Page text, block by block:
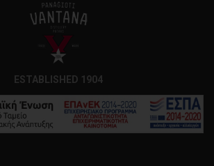
ESTABLISHED 1904